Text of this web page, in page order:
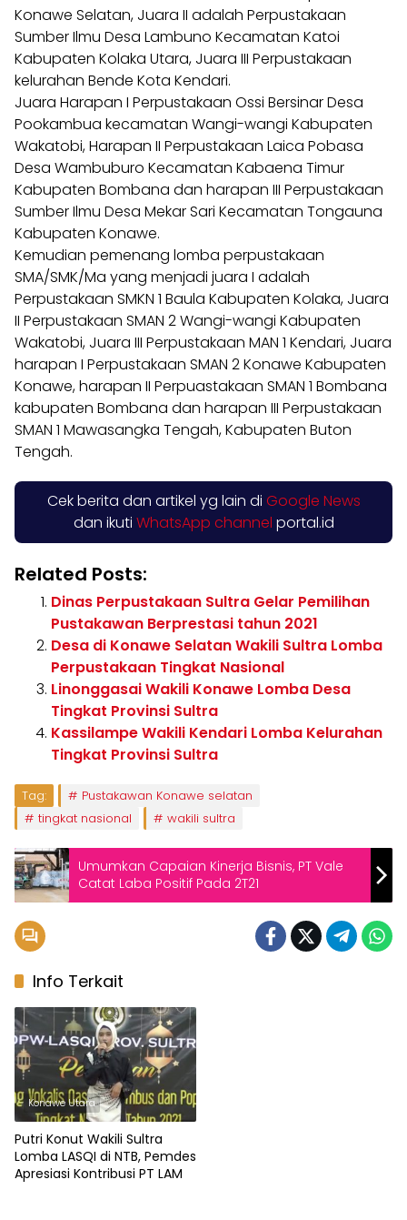
Konawe Selatan, Juara II adalah Perpustakaan
Sumber Ilmu Desa Lambuno Kecamatan Katoi
Kabupaten Kolaka Utara, Juara III Perpustakaan
kelurahan Bende Kota Kendari.
Juara Harapan I Perpustakaan Ossi Bersinar Desa
Pookambua kecamatan Wangi-wangi Kabupaten
Wakatobi, Harapan II Perpustakaan Laica Pobasa
Desa Wambuburo Kecamatan Kabaena Timur
Kabupaten Bombana dan harapan III Perpustakaan
Sumber Ilmu Desa Mekar Sari Kecamatan Tongauna
Kabupaten Konawe.
Kemudian pemenang lomba perpustakaan
SMA/SMK/Ma yang menjadi juara I adalah
Perpustakaan SMKN 1 Baula Kabupaten Kolaka, Juara
II Perpustakaan SMAN 2 Wangi-wangi Kabupaten
Wakatobi, Juara III Perpustakaan MAN 1 Kendari, Juara
harapan I Perpustakaan SMAN 2 Konawe Kabupaten
Konawe, harapan II Perpuastakaan SMAN 1 Bombana
kabupaten Bombana dan harapan III Perpustakaan
SMAN 1 Mawasangka Tengah, Kabupaten Buton
Tengah.
Cek berita dan artikel yg lain di Google News
dan ikuti WhatsApp channel portal.id
Related Posts:
Dinas Perpustakaan Sultra Gelar Pemilihan
Pustakawan Berprestasi tahun 2021
Desa di Konawe Selatan Wakili Sultra Lomba
Perpustakaan Tingkat Nasional
Linonggasai Wakili Konawe Lomba Desa
Tingkat Provinsi Sultra
Kassilampe Wakili Kendari Lomba Kelurahan
Tingkat Provinsi Sultra
Tag:
Pustakawan Konawe selatan
tingkat nasional
wakili sultra
Umumkan Capaian Kinerja Bisnis, PT Vale
Catat Laba Positif Pada 2T21
Info Terkait
Konawe Utara
Putri Konut Wakili Sultra
Lomba LASQI di NTB, Pemdes
Apresiasi Kontribusi PT LAM